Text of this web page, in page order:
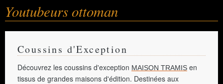
Youtubeurs ottoman
Coussins d'Exception
Découvrez les coussins d'exception MAISON TRAMIS en
tissus de grandes maisons d'édition. Destinées aux